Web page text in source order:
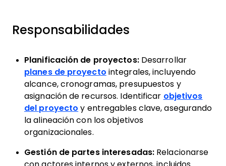
Responsabilidades
Planificación de proyectos:Desarrollar
planes de proyecto integrales, incluyendo
alcance, cronogramas, presupuestos y
asignación de recursos. Identificar objetivos
del proyecto y entregables clave, asegurando
la alineación con los objetivos
organizacionales.
Gestión de partes interesadas: Relacionarse
con actores internos y externos, incluidos